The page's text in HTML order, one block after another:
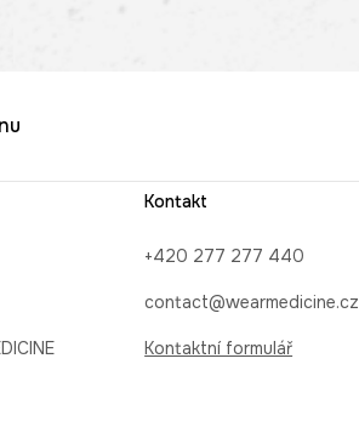
Kontakt
+420 277 277 440
contact@wearmedicine.cz
Kontaktní formulář